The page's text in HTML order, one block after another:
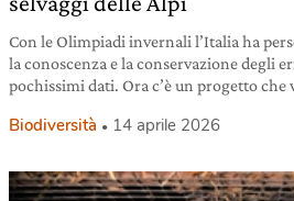
Con le Olimpiadi invernali l’Italia ha
la conoscenza e la conservazione degli
pochissimi dati. Ora c’è un progetto che
Biodiversità 14 aprile 2026